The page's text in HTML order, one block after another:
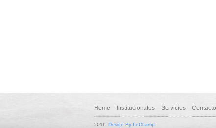
Home Institucionales Servicios Contacto
2011 Design By LeChamp